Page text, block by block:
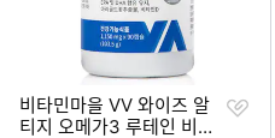
비타민마을 VV 와이즈 알
티지 오메가3 루테인 비타
찜